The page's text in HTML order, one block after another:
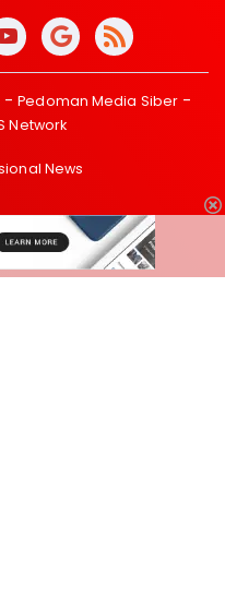
Pedoman Media Siber
Network
News